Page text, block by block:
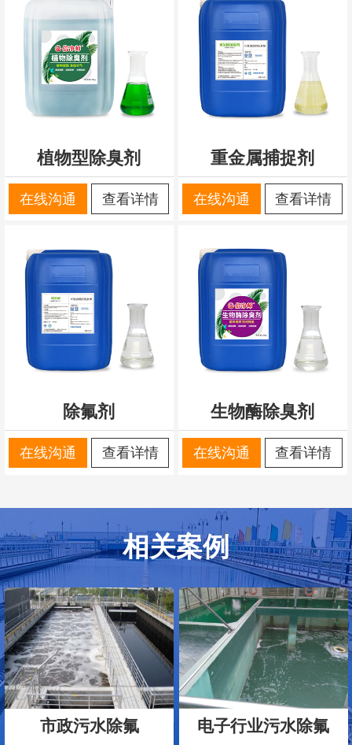
植物型除臭剂
在线沟通 查看详情
重金属捕捉剂
在线沟通 查看详情
除氟剂
在线沟通 查看详情
生物酶除臭剂
在线沟通 查看详情
相关案例
市政污水除氟 电子行业污水除氟